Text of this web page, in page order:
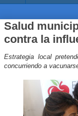
Salud
contra la
Estrategia local
concurriendo a